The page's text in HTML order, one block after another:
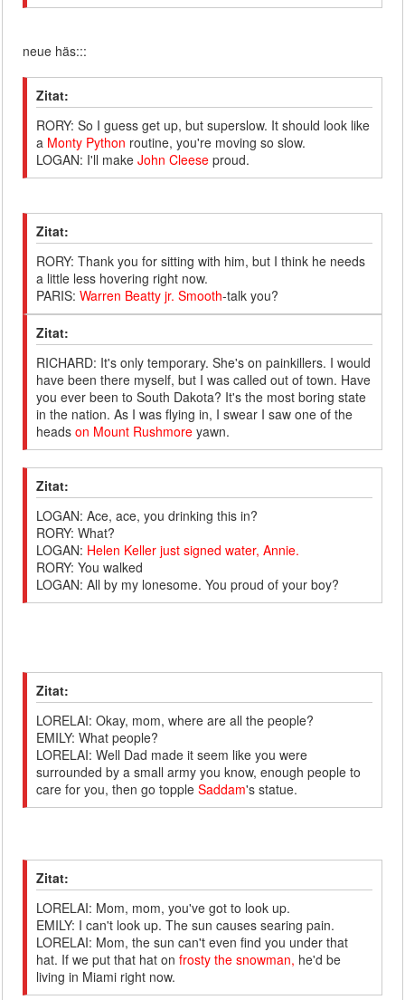
neue häs:::
Zitat:
RORY: So I guess get up, but superslow. It should look like
a Monty Python routine, you're moving so slow.
LOGAN: I'll makeJohn Cleese proud.
Zitat:
RORY: Thank you for sitting with him, but I think he needs
a little less hovering right now.
PARIS:Warren Beatty jr. Smooth-talk you?
Zitat:
RICHARD: It's only temporary. She's on painkillers. I would
have been there myself, but I was called out of town. Have
you ever been to South Dakota? It's the most boring state
in the nation. As I was flying in, I swear I saw one of the
headson Mount Rushmore yawn.
Zitat:
LOGAN: Ace, ace, you drinking this in?
RORY: What?
LOGAN: Helen Keller just signed water, Annie.
RORY: You walked
LOGAN: All by my lonesome. You proud of your boy?
Zitat:
LORELAI: Okay, mom, where are all the people?
EMILY: What people?
LORELAI: Well Dad made it seem like you were
surrounded by a small army you know, enough people to
care for you, then go toppleSaddam's statue.
Zitat:
LORELAI: Mom, mom, you've got to look up.
EMILY: I can't look up. The sun causes searing pain.
LORELAI: Mom, the sun can't even find you under that
hat. If we put that hat onfrosty the snowman, he'd be
living in Miami right now.